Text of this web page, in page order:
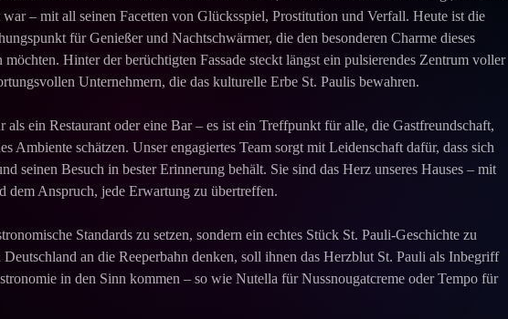
war – mit all seinen Facetten von Glücksspiel, Prostitution und Verfall. Heute ist die
für Genießer und Nachtschwärmer, die den besonderen Charme dieses
möchten. Hinter der berüchtigten Fassade steckt längst ein pulsierendes Zentrum voller
Unternehmern, die das kulturelle Erbe St. Paulis bewahren.
als ein Restaurant oder eine Bar – es ist ein Treffpunkt für alle, die Gastfreundschaft,
Ambiente schätzen. Unser engagiertes Team sorgt mit Leidenschaft dafür, dass sich
seinen Besuch in bester Erinnerung behält. Sie sind das Herz unseres Hauses – mit
dem Anspruch, jede Erwartung zu übertreffen.
Standards zu setzen, sondern ein echtes Stück St. Pauli-Geschichte zu
an die Reeperbahn denken, soll ihnen das Herzblut St. Pauli als Inbegriff
in den Sinn kommen – so wie Nutella für Nussnougatcreme oder Tempo für